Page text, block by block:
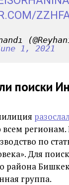
1, 2021
поиски
регионам.
по
Для
района
группа.